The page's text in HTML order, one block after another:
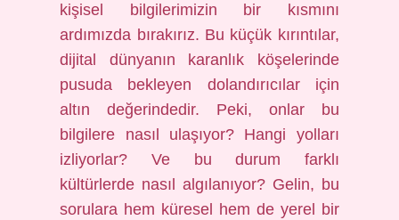
kişisel bilgilerimizin bir kısmını
ardımızda bırakırız. Bu küçük kırıntılar,
dijital dünyanın karanlık köşelerinde
pusuda bekleyen dolandırıcılar için
altın değerindedir. Peki, onlar bu
bilgilere nasıl ulaşıyor? Hangi yolları
izliyorlar? Ve bu durum farklı
kültürlerde nasıl algılanıyor? Gelin, bu
sorulara hem küresel hem de yerel bir